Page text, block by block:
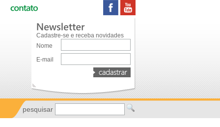
Cadastre-se e receba novidades
Nome
E-mail
pesquisar